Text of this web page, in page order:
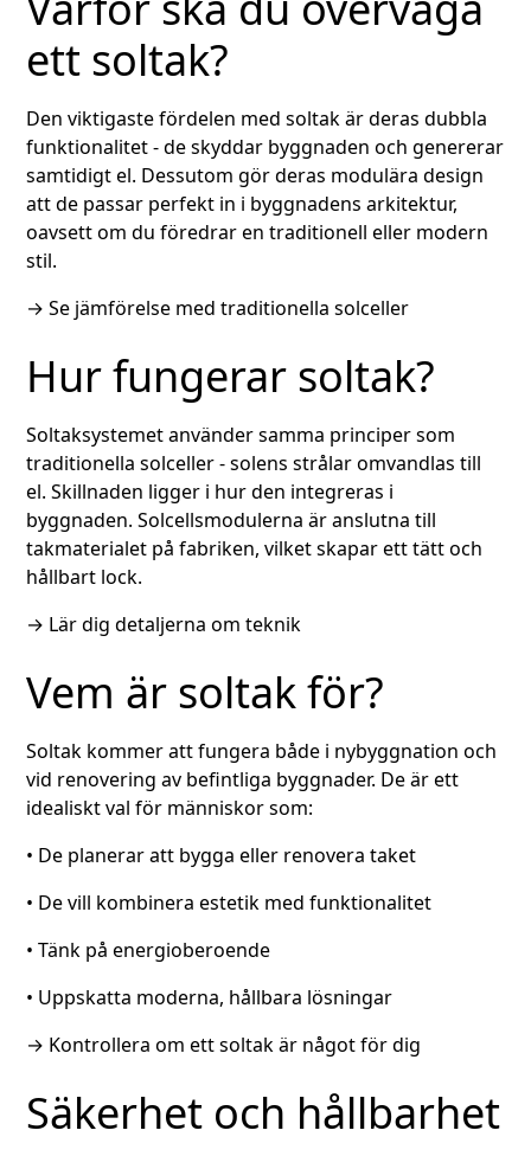
ett soltak?
Den viktigaste fördelen med soltak är deras dubbla
funktionalitet - de skyddar byggnaden och genererar
samtidigt el. Dessutom gör deras modulära design
att de passar perfekt in i byggnadens arkitektur,
oavsett om du föredrar en traditionell eller modern
stil.
→Se jämförelse med traditionella solceller
Hur fungerar soltak?
Soltaksystemet använder samma principer som
traditionella solceller - solens strålar omvandlas till
el. Skillnaden ligger i hur den integreras i
byggnaden. Solcellsmodulerna är anslutna till
takmaterialet på fabriken, vilket skapar ett tätt och
hållbart lock.
→ Lär dig detaljerna om teknik
Vem är soltak för?
Soltak kommer att fungera både i nybyggnation och
vid renovering av befintliga byggnader. De är ett
idealiskt val för människor som:
• De planerar att bygga eller renovera taket
• De vill kombinera estetik med funktionalitet
• Tänk på energioberoende
• Uppskatta moderna, hållbara lösningar
→ Kontrollera om ett soltak är något för dig
Säkerhet och hållbarhet